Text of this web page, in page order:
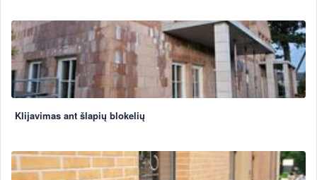
Klijavimas ant šlapių blokelių